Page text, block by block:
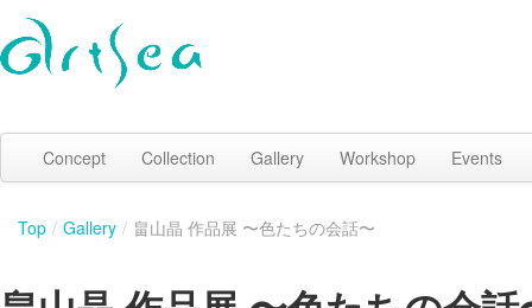
Concept Collection Gallery Workshop Events
Top / Gallery / 畠山晶 作品展 〜色たちの会話〜